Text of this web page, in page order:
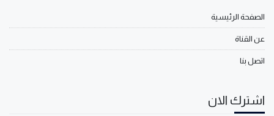
الصفحة الرئيسية
عن القناة
اتصل بنا
اشترك الان